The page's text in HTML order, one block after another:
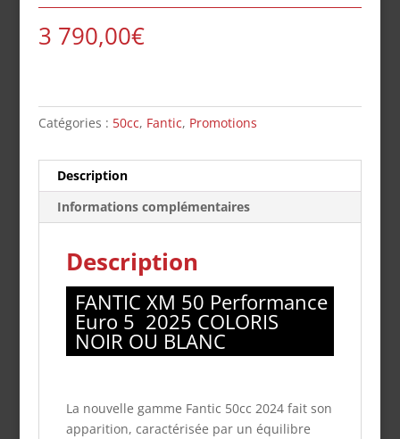
3 790,00€
Catégories : 50cc, Fantic, Promotions
Description
Informations complémentaires
Description
FANTIC XM 50 Performance
Euro 5 2025 COLORIS
NOIR OU BLANC
La nouvelle gamme Fantic 50cc 2024 fait son
apparition, caractérisée par un équilibre